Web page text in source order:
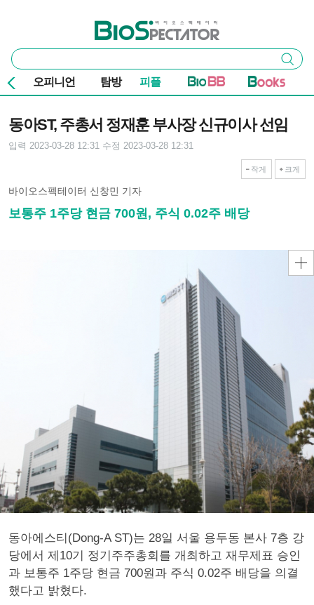
바이오스펙테이터
통
합
검
색
검색
오피니언 탐방 피플
동아ST, 주총서 정재훈 부사장 신규이사 선임
입력 2023-03-28 12:31 수정 2023-03-28 12:31
작게 크게
바이오스펙테이터 신창민 기자
보통주 1주당 현금 700원, 주식 0.02주 배당
동아에스티(Dong-A ST)는 28일 서울 용두동 본사 7층 강
당에서 제10기 정기주주총회를 개최하고 재무제표 승인
과 보통주 1주당 현금 700원과 주식 0.02주 배당을 의결
했다고 밝혔다.